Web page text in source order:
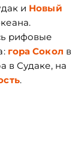
и Новый
рифовые
гора Сокол в
в Судаке, на
.